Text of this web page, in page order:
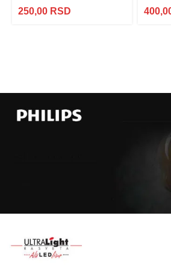
250,00 RSD
Najveći
izbor